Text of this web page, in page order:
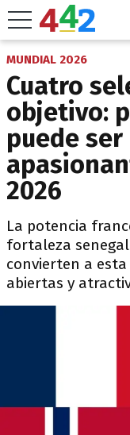
MUNDIAL 2026
Cuatro
objetivo:
puede ser
2026
La potencia
fortaleza
convierten a
abiertas y